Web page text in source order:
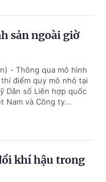
sản ngoài giờ
- Thông qua mô hình
điểm quy mô nhỏ tại
Dân số Liên hợp quốc
Nam và Công ty...
khí hậu trong